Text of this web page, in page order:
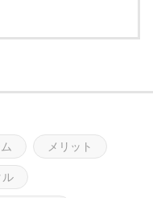
と見つかる！運命の一
くりをお手伝いしま
kurumaer
メリット
ル